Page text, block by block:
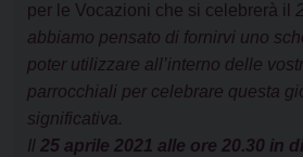
per le Vocazioni che si celebrerà il
abbiamo pensato di fornirvi uno
poter utilizzare all’interno delle
parrocchiali per celebrare questa
significativa.
Il 25 aprile 2021 alle ore 20.30 in